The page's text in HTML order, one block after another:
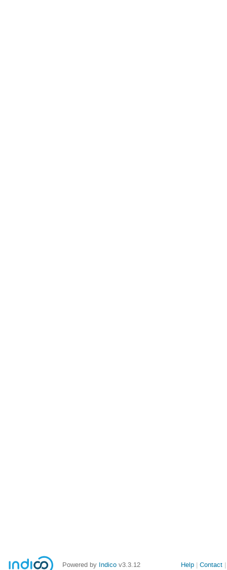
Powered by Indico v3.3.12 Help Contact